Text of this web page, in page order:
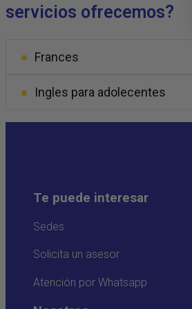
servicios ofrecemos?
Frances
Ingles para adolecentes
Te puede interesar
Sedes
Solicita un asesor
Atención por Whatsapp